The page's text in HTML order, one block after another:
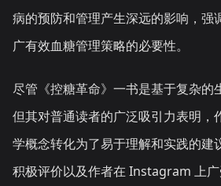
病的预防和管理产生深远的影响，强
广有效血糖管理策略的必要性。
尽管《控糖革命》一书是基于复杂的
但其对普通读者的广泛吸引力表明，
学概念转化为了易于理解和实践的建
积极评价以及作者在 Instagram 上